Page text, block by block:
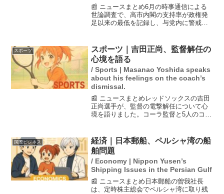
📰 ニュースまとめ6月の時事通信による
世論調査で、高市内閣の支持率が政権発
足以来の最低を記録し、与党内に警戒感
内閣の運営に影響を及ぼす可能性があ
る。また、19日に予定さ...
スポーツ
スポーツ｜吉田正尚、監督解任の
心境を語る
/ Sports | Masanao Yoshida speaks
about his feelings on the coach’s
dismissal.
📰 ニュースまとめレッドソックスの吉田
正尚選手が、監督の電撃解任について心
境を語りました。コーラ監督と5人のコー
ました。吉田選手は、今後の起用法がど
う変わるのかについて...
国際ビジネス
経済｜日本郵船、ペルシャ湾の船
舶問題
/ Economy | Nippon Yusen’s
Shipping Issues in the Persian Gulf
📰 ニュースまとめ日本郵船の曽我社長
は、定時株主総会でペルシャ湾に取り残